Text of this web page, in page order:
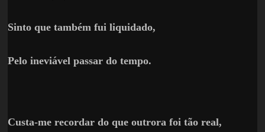
Sinto que também fui liquidado,
Pelo ineviável passar do tempo.
Custa-me recordar do que outrora foi tão real,